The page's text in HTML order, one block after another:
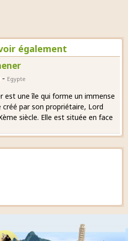
également
- Egypte
est une île qui forme un immense
créé par son propriétaire, Lord
siècle. Elle est située en face